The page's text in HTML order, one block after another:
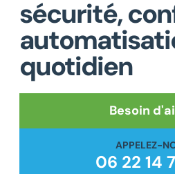
sécurité,
quotidien
Besoin
APPELEZ-
06 22 14